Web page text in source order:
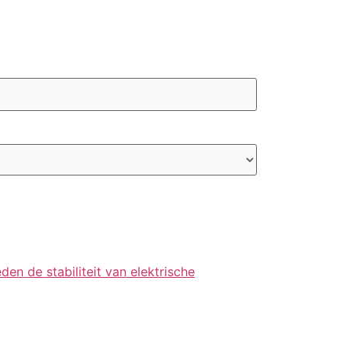
de stabiliteit van elektrische